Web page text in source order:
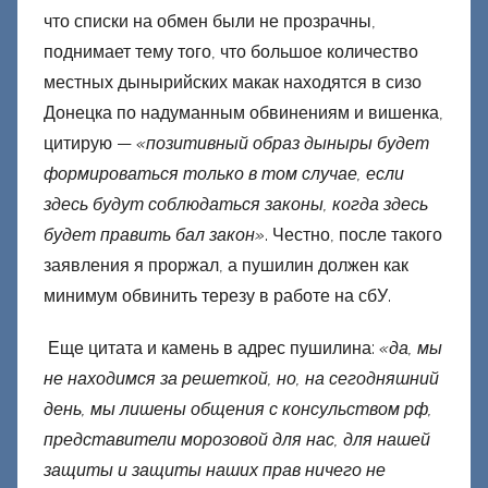
что списки на обмен были не прозрачны,
поднимает тему того, что большое количество
местных дынырийских макак находятся в сизо
Донецка по надуманным обвинениям и вишенка,
цитирую — «позитивный образ дыныры будет
формироваться только в том случае, если
здесь будут соблюдаться законы, когда здесь
будет править бал закон». Честно, после такого
заявления я проржал, а пушилин должен как
минимум обвинить терезу в работе на сбУ.
Еще цитата и камень в адрес пушилина: «да, мы
не находимся за решеткой, но, на сегодняшний
день, мы лишены общения с консульством рф,
представители морозовой для нас, для нашей
защиты и защиты наших прав ничего не